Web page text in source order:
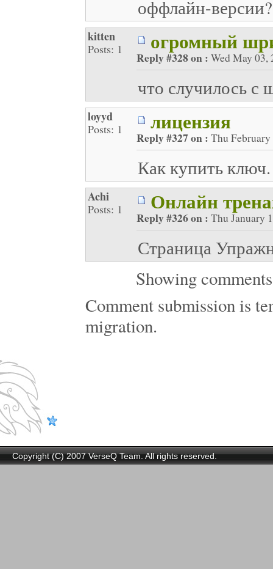
оффлайн-версии?
kitten
Posts: 1 огромный
Reply #328 on : Wed May 03,
что случилось с
loyyd
Posts: 1 лицензия
Reply #327 on : Thu
Как купить
Achi
Posts: 1 Онлайн
Reply #326 on : Thu January
Страница
Showing
Comment submission is
migration.
Copyright (C) 2007VerseQ Team. All rights reserved.